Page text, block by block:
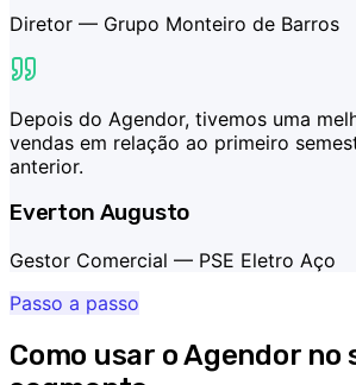
Diretor — Grupo Monteiro de Barros
Depois do Agendor, tivemos uma
vendas em relação ao primeiro
anterior.
Everton Augusto
Gestor Comercial — PSE Eletro Aço
Passo a passo
Como usar o Agendor no